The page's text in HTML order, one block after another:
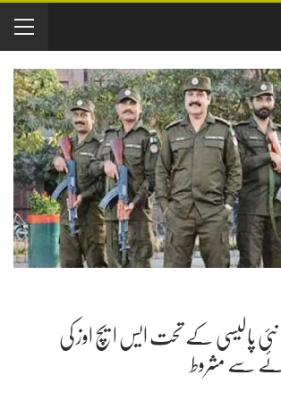
پالیسی کے تحت ایس ایچ اوز کی
سے مشروط